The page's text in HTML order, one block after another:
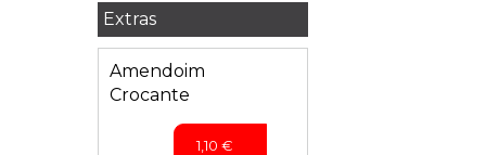
Extras
Amendoim
Crocante
1,10 €